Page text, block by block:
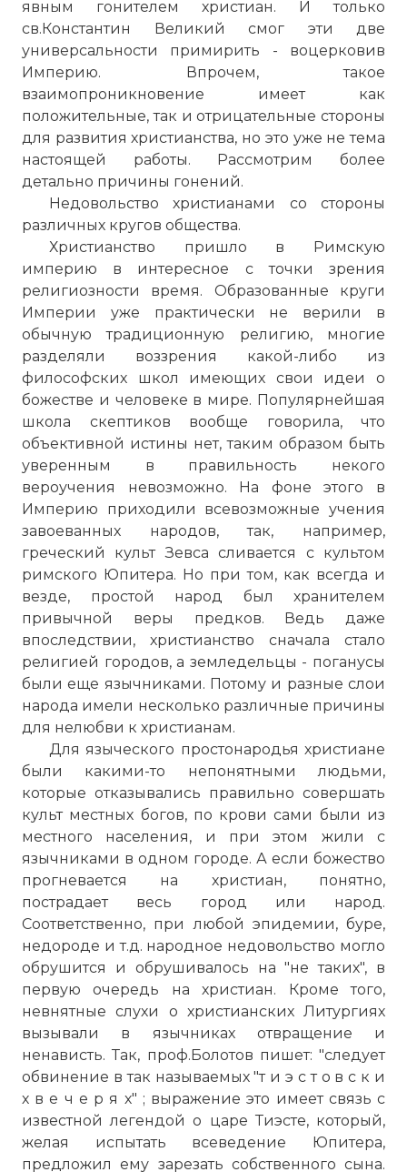
явным гонителем христиан. И только
св.Константин
Великий смог эти две
универсальности примирить - воцерковив
Империю. Впрочем, такое
взаимопроникновение имеет как
положительные, так и отрицательные стороны
для развития христианства, но это уже не тема
настоящей работы. Рассмотрим более
детально причины гонений.
Недовольство христианами со стороны
различных кругов общества.
Христианство пришло в Римскую
империю в интересное с точки зрения
религиозности время. Образованные круги
Империи уже практически не верили в
обычную традиционную религию, многие
разделяли воззрения какой-либо из
философских школ имеющих свои идеи о
божестве и человеке в мире. Популярнейшая
школа скептиков вообще говорила, что
объективной истины нет, таким образом быть
уверенным в правильность некого
вероучения невозможно. На фоне этого в
Империю приходили всевозможные учения
завоеванных народов, так, например,
греческий культ Зевса сливается с культом
римского Юпитера. Но при том, как всегда и
везде, простой народ был хранителем
привычной веры предков. Ведь даже
впоследствии, христианство сначала стало
религией городов, а земледельцы - поганусы
были еще язычниками. Потому и разные слои
народа имели несколько различные причины
для нелюбви к христианам.
Для языческого простонародья христиане
были какими-то непонятными людьми,
которые отказывались правильно совершать
культ местных богов, по крови сами были из
местного населения, и при этом жили с
язычниками в одном городе. А если божество
прогневается на христиан, понятно,
пострадает весь город или народ.
Соответственно, при любой эпидемии, буре,
недороде и т.д. народное недовольство могло
обрушится и обрушивалось на "не таких", в
первую очередь на христиан. Кроме того,
невнятные слухи о христианских Литургиях
вызывали в язычниках отвращение и
ненависть. Так, проф.Болотов пишет: "следует
обвинение в так называемых "т и э с т о в с к и
х в е ч е р я х" ; выражение это имеет связь с
известной легендой о царе Тиэсте, который,
желая испытать всеведение Юпитера,
предложил ему зарезать собственного сына.